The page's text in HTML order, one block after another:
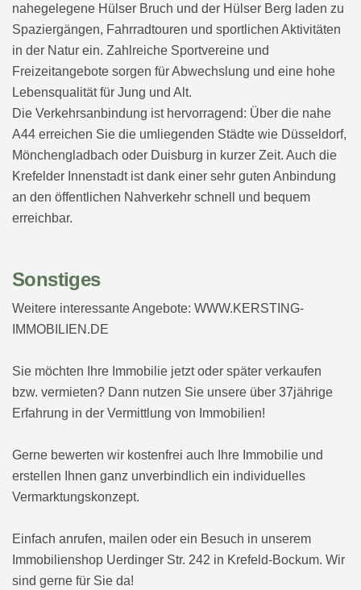
nahegelegene Hülser Bruch und der Hülser Berg laden zu
Spaziergängen, Fahrradtouren und sportlichen Aktivitäten
in der Natur ein. Zahlreiche Sportvereine und
Freizeitangebote sorgen für Abwechslung und eine hohe
Lebensqualität für Jung und Alt.
Die Verkehrsanbindung ist hervorragend: Über die nahe
A44 erreichen Sie die umliegenden Städte wie Düsseldorf,
Mönchengladbach oder Duisburg in kurzer Zeit. Auch die
Krefelder Innenstadt ist dank einer sehr guten Anbindung
an den öffentlichen Nahverkehr schnell und bequem
erreichbar.
Sonstiges
Weitere interessante Angebote: WWW.KERSTING-
IMMOBILIEN.DE
Sie möchten Ihre Immobilie jetzt oder später verkaufen
bzw. vermieten? Dann nutzen Sie unsere über 37jährige
Erfahrung in der Vermittlung von Immobilien!
Gerne bewerten wir kostenfrei auch Ihre Immobilie und
erstellen Ihnen ganz unverbindlich ein individuelles
Vermarktungskonzept.
Einfach anrufen, mailen oder ein Besuch in unserem
Immobilienshop Uerdinger Str. 242 in Krefeld-Bockum. Wir
sind gerne für Sie da!